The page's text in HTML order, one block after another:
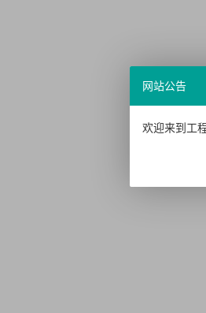
网站公告
欢迎来到工